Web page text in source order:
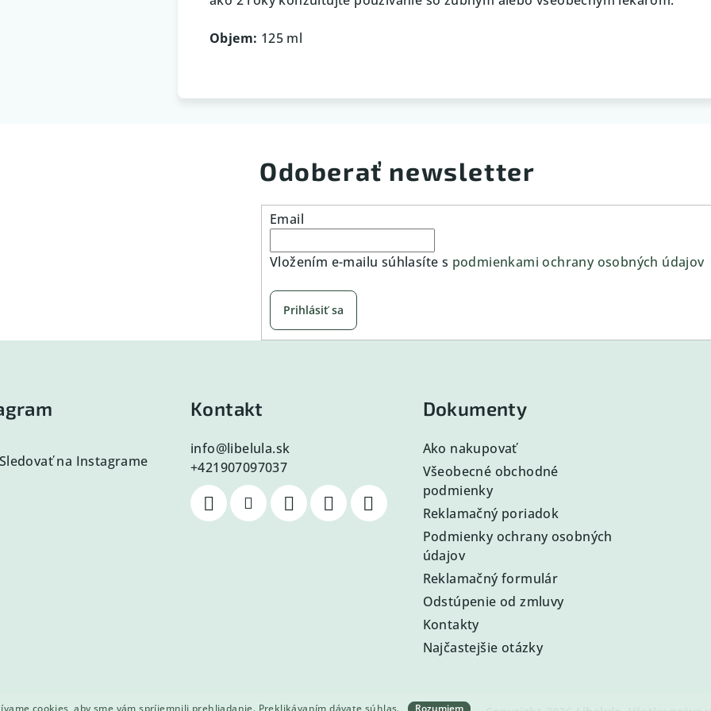
cookies, aby sme vám spríjemnili prehliadanie. Preklikávaním dávate súhlas. Rozumiem
Objem: 125 ml
Odoberať newsletter
Email
Vložením e-mailu súhlasíte s podmienkami ochrany osobných údajov
Prihlásiť sa
na Instagrame
Kontakt
info@libelula.sk
+421907097037
Dokumenty
Ako nakupovať
Všeobecné obchodné
podmienky
Reklamačný poriadok
Podmienky ochrany osobných
údajov
Reklamačný formulár
Odstúpenie od zmluvy
Kontakty
Najčastejšie otázky